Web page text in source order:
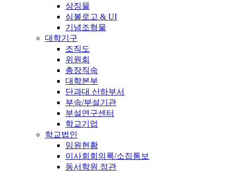
상징물
심볼로고 & UI
기념조형물
대학기구
조직도
위원회
총장직속
대학본부
단과대 산하부서
부속/부설기관
부설연구센터
학교기업
학교법인
임원현황
이사회회의록/소집통보
동서학원 정관